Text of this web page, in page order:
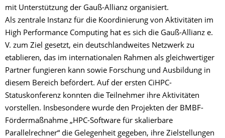
mit Unterstützung der Gauß-Allianz organisiert.
Als zentrale Instanz für die Koordinierung von Aktivitäten im
High Performance Computing hat es sich die Gauß-Allianz e.
V. zum Ziel gesetzt, ein deutschlandweites Netzwerk zu
etablieren, das im internationalen Rahmen als gleichwertiger
Partner fungieren kann sowie Forschung und Ausbildung in
diesem Bereich befördert. Auf der ersten CiHPC-
Statuskonferenz konnten die Teilnehmer ihre Aktivitäten
vorstellen. Insbesondere wurde den Projekten der BMBF-
Fördermaßnahme „HPC-Software für skalierbare
Parallelrechner“ die Gelegenheit gegeben, ihre Zielstellungen